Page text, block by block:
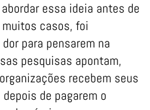
essa ideia antes de
muitos casos, foi
para pensarem na
pesquisas apontam,
recebem seus
de pagarem o